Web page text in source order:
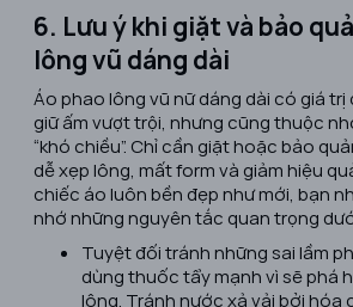
6. Lưu ý khi giặt và bảo
lông vũ dáng dài
Áo phao lông vũ nữ dáng dài có giá trị
giữ ấm vượt trội, nhưng cũng thuộc
“khó chiều”. Chỉ cần giặt hoặc bảo
dễ xẹp lông, mất form và giảm hiệu
chiếc áo luôn bền đẹp như mới, bạn
nhớ những nguyên tắc quan trọng
Tuyệt đối tránh những sai lầm
dùng thuốc tẩy mạnh vì sẽ phá
lông. Tránh nước xả vải bởi hóa